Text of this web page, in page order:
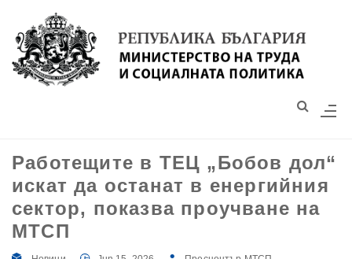
Моля,
обърнете
със
система
Работещите в ТЕЦ „Бобов дол“
искат да останат в енергийния
сектор, показва проучване на
МТСП